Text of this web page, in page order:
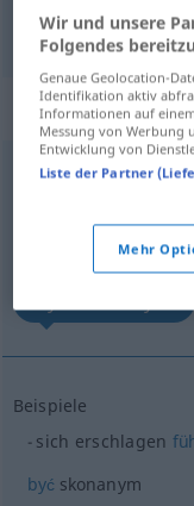
erschlagenadj UMG
Übersicht aller
(Für mehr Details die
Beispiele
sich erschlagen
byćskonanym
Wir und unsere
Folgendes
Genaue Geolocation-
Identifikation aktiv
Informationen auf
Messung von Werbung
Entwicklung von
Liste der Partner
Mehr